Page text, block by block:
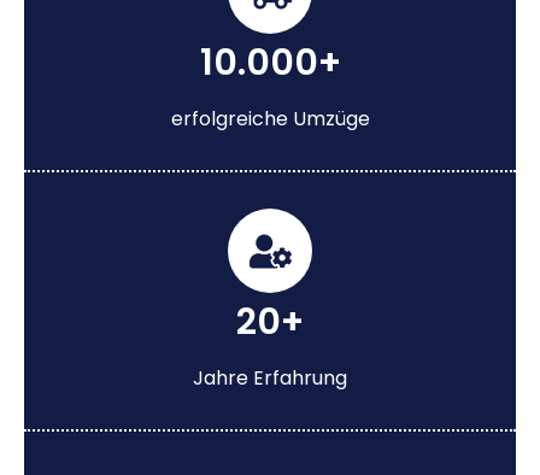
10.000+
erfolgreiche Umzüge
20+
Jahre Erfahrung